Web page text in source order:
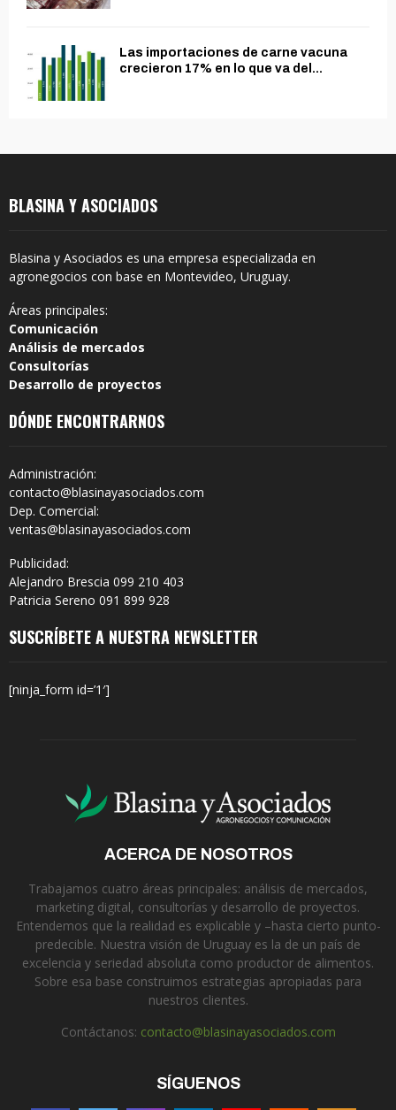
Las importaciones de carne vacuna
crecieron 17% en lo que va del...
BLASINA Y ASOCIADOS
Blasina y Asociados es una empresa especializada en
agronegocios con base en Montevideo, Uruguay.
Áreas principales:
Comunicación
Análisis de mercados
Consultorías
Desarrollo de proyectos
DÓNDE ENCONTRARNOS
Administración:
contacto@blasinayasociados.com
Dep. Comercial:
ventas@blasinayasociados.com
Publicidad:
Alejandro Brescia 099 210 403
Patricia Sereno 091 899 928
SUSCRÍBETE A NUESTRA NEWSLETTER
[ninja_form id=’1′]
ACERCA DE NOSOTROS
Trabajamos cuatro áreas principales: análisis de mercados,
marketing digital, consultorías y desarrollo de proyectos.
Entendemos que la realidad es explicable y –hasta cierto punto-
predecible. Nuestra visión de Uruguay es la de un país de
excelencia y seriedad absoluta como productor de alimentos.
Sobre esa base construimos estrategias apropiadas para
nuestros clientes.
Contáctanos: contacto@blasinayasociados.com
SÍGUENOS